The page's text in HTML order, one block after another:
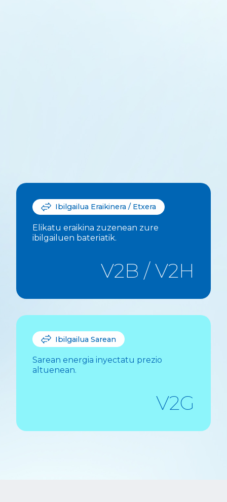
Ibilgailua Eraikinera / Etxera
Elikatu eraikina zuzenean zure
ibilgailuen bateriatik.
V2B / V2H
Ibilgailua Sarean
Sarean energia inyectatu prezio
altuenean.
V2G